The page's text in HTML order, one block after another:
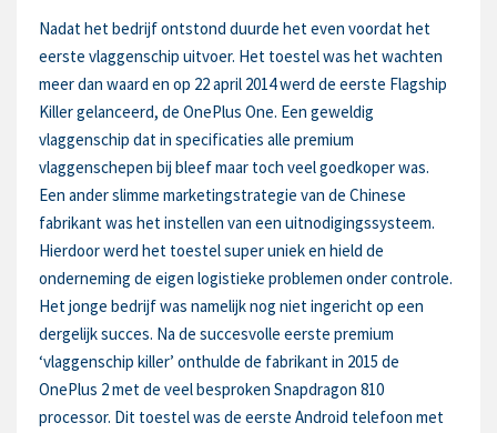
Nadat het bedrijf ontstond duurde het even voordat het
eerste vlaggenschip uitvoer. Het toestel was het wachten
meer dan waard en op 22 april 2014 werd de eerste Flagship
Killer gelanceerd, de OnePlus One. Een geweldig
vlaggenschip dat in specificaties alle premium
vlaggenschepen bij bleef maar toch veel goedkoper was.
Een ander slimme marketingstrategie van de Chinese
fabrikant was het instellen van een uitnodigingssysteem.
Hierdoor werd het toestel super uniek en hield de
onderneming de eigen logistieke problemen onder controle.
Het jonge bedrijf was namelijk nog niet ingericht op een
dergelijk succes. Na de succesvolle eerste premium
‘vlaggenschip killer’ onthulde de fabrikant in 2015 de
OnePlus 2 met de veel besproken Snapdragon 810
processor. Dit toestel was de eerste Android telefoon met